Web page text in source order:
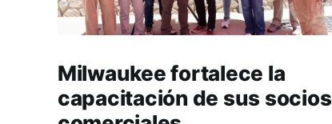
Milwaukee fortalece la
capacitación de sus socios